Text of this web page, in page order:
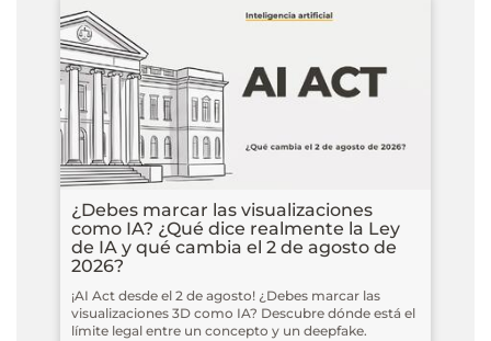
¿Debes marcar las visualizaciones
como IA? ¿Qué dice realmente la Ley
de IA y qué cambia el 2 de agosto de
2026?
¡AI Act desde el 2 de agosto! ¿Debes marcar las
visualizaciones 3D como IA? Descubre dónde está el
límite legal entre un concepto y un deepfake.